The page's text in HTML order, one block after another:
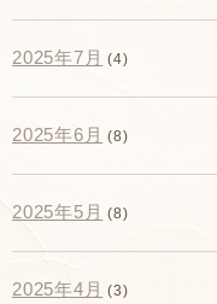
2025年7月 (4)
2025年6月 (8)
2025年5月 (8)
2025年4月 (3)